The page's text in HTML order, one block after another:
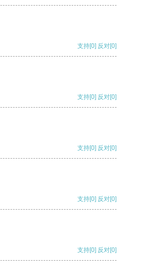
支持[0] 反对[0]
支持[0] 反对[0]
支持[0] 反对[0]
支持[0] 反对[0]
支持[0] 反对[0]